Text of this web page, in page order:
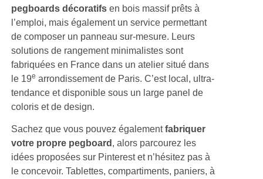
pegboards décoratifsen bois massif prêts à
l’emploi, mais également un service permettant
de composer un panneau sur-mesure. Leurs
solutions de rangement minimalistes sont
fabriquées en France dans un atelier situé dans
le 19e arrondissement de Paris. C’est local, ultra-
tendance et disponible sous un large panel de
coloris et de design.
Sachez que vous pouvez égalementfabriquer
votre propre pegboard, alors parcourez les
idées proposées sur Pinterest et n’hésitez pas à
le concevoir. Tablettes, compartiments, paniers, à